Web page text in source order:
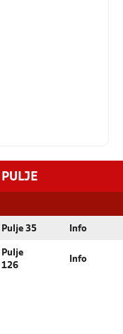
PULJE
Pulje 35 Info
Pulje
126
Info